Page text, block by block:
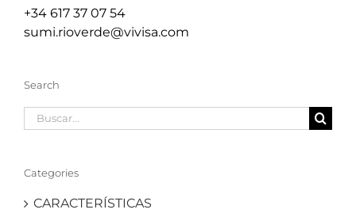
+34 617 37 07 54
sumi.rioverde@vivisa.com
Search
Buscar:
Categories
CARACTERÍSTICAS